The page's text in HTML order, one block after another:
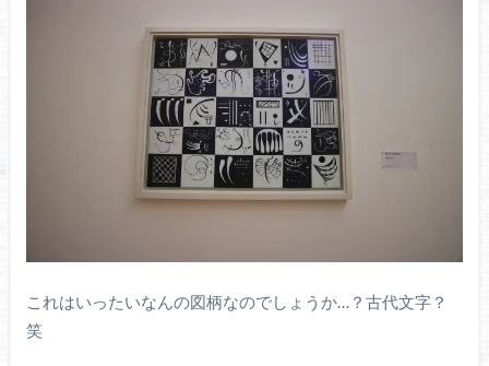
これはいったいなんの図柄なのでしょうか…？古代文字？
笑